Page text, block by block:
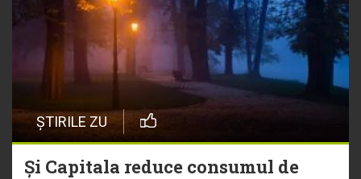
ȘTIRILE ZU
Și Capitala reduce consumul de